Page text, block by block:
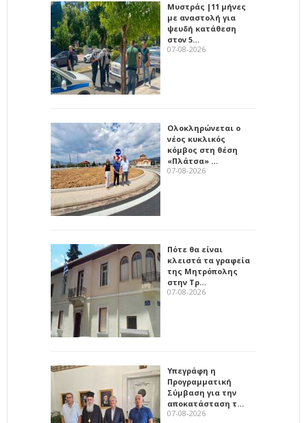
Μυστράς |11 μήνες
με αναστολή για
ψευδή κατάθεση
στον 5…
07-08-2026
Ολοκληρώνεται ο
νέος κυκλικός
κόμβος στη θέση
«Πλάτσα» …
07-08-2026
Πότε θα είναι
κλειστά τα γραφεία
της Μητρόπολης
στην Τρ…
07-08-2026
Υπεγράφη η
Προγραμματική
Σύμβαση για την
αποκατάσταση τ…
07-08-2026